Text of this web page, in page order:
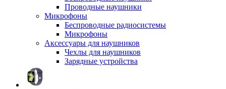
Проводные наушники
Микрофоны
Беспроводные радиосистемы
Микрофоны
Аксессуары для наушников
Чехлы для наушников
Зарядные устройства